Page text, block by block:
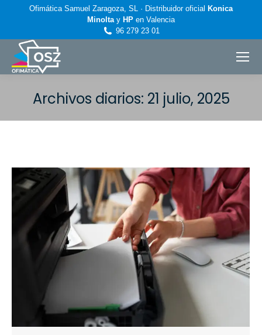
Ofimática Samuel Zaragoza, SL · Distribuidor oficial Konica
Minoltay HP en Valencia
96 279 23 01
Archivos diarios: 21 julio, 2025